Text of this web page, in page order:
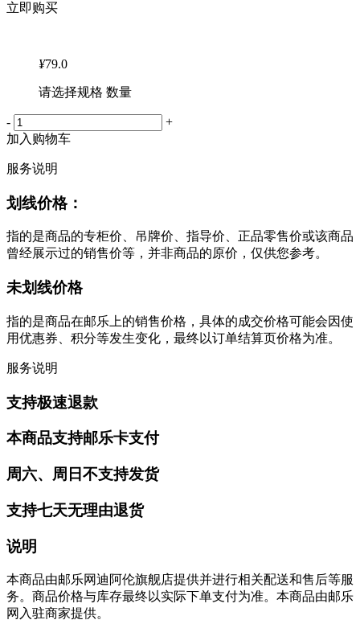
立即购买
¥79.0
请选择规格 数量
-
+
加入购物车
服务说明
划线价格：
指的是商品的专柜价、吊牌价、指导价、正品零售价或该商品
曾经展示过的销售价等，并非商品的原价，仅供您参考。
未划线价格
指的是商品在邮乐上的销售价格，具体的成交价格可能会因使
用优惠券、积分等发生变化，最终以订单结算页价格为准。
服务说明
支持极速退款
本商品支持邮乐卡支付
周六、周日不支持发货
支持七天无理由退货
说明
本商品由邮乐网迪阿伦旗舰店提供并进行相关配送和售后等服
务。商品价格与库存最终以实际下单支付为准。本商品由邮乐
网入驻商家提供。